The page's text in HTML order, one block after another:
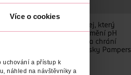
Více o cookies
uchování a přístup k
náhled na návštěvníky a
organický kokosový olej, který
Enzymy v moči a stolici mění pH
testované a chrání
vlhčené čisticí ubrousky Pampers